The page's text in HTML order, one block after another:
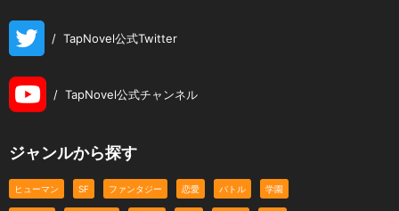
/ TapNovel公式Twitter
/ TapNovel公式チャンネル
ジャンルから探す
ヒューマン SF ファンタジー 恋愛 バトル 学園